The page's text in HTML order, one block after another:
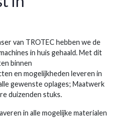
van TROTEC hebben we de
in huis gehaald. Met dit
binnen
en mogelijkheden leveren in
gewenste oplages; Maatwerk
duizenden stuks.
in alle mogelijke materialen